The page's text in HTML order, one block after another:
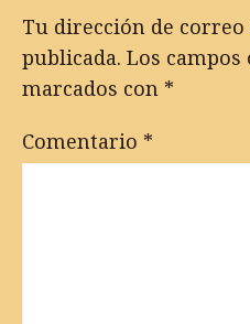
Tu dirección de
publicada. Los
marcados con *
Comentario *